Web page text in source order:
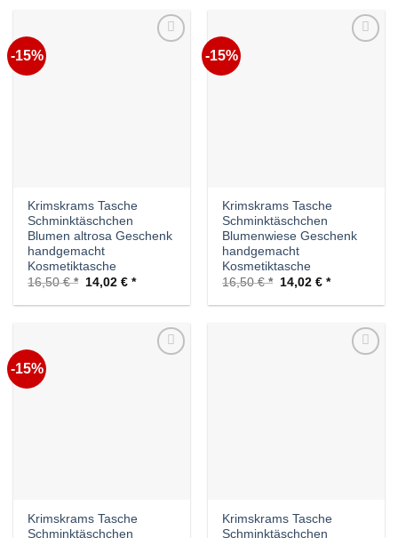
-15%
Krimskrams Tasche
Schminktäschchen
Blumen altrosa Geschenk
handgemacht
Kosmetiktasche
16,50€
Ursprünglicher
war:
14,02€ Aktueller
ist:
-15%
Krimskrams Tasche
Schminktäschchen
Blumenwiese Geschenk
handgemacht
Kosmetiktasche
16,50€
Ursprünglicher
war:
14,02€ Aktueller
ist:
-15%
Krimskrams Tasche
Schminktäschchen
Krimskrams Tasche
Schminktäschchen